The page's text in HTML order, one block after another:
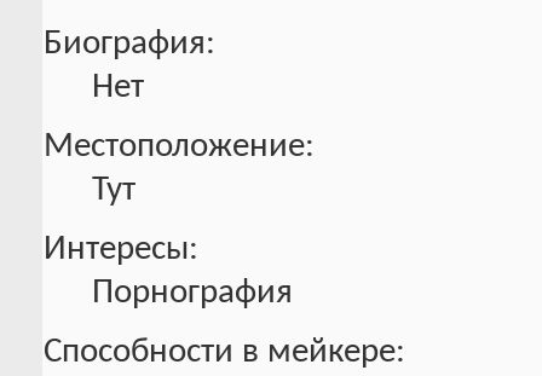
Биография:
Нет
Местоположение:
Тут
Интересы:
Порнография
Способности в мейкере: